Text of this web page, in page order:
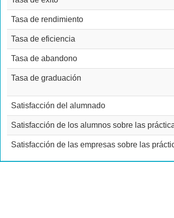
Tasa de rendimiento
Tasa de eficiencia
Tasa de abandono
Tasa de graduación
Satisfacción del alumnado
Satisfacción de los alumnos sobre las
Satisfacción de las empresas sobre las